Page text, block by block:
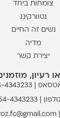
ביחד
זה החיים
קשר
מוזמנים